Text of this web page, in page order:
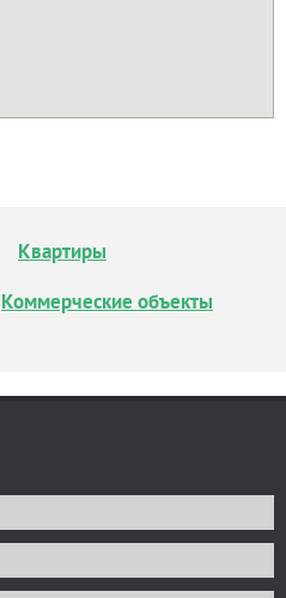
Квартиры
Коммерческие объекты